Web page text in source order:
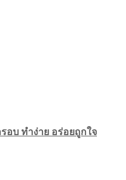
อบ ทำง่าย อร่อยถูกใจ